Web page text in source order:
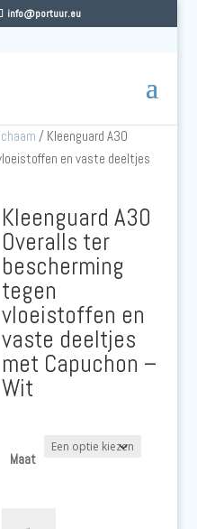
info@portuur.eu
/ Kleenguard A30
en vaste deeltjes
Kleenguard A30
Overalls ter
bescherming
tegen
vloeistoffen en
vaste deeltjes
met Capuchon –
Wit
Maat